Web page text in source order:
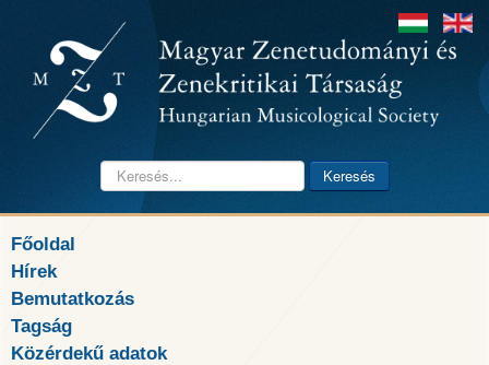
Keresés... Keresés
Főoldal
Hírek
Bemutatkozás
Tagság
Közérdekű adatok